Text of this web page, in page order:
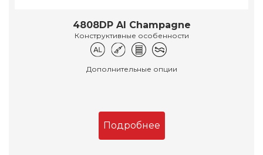
4808DP Al Champagne
Конструктивные особенности
Дополнительные опции
Подробнее